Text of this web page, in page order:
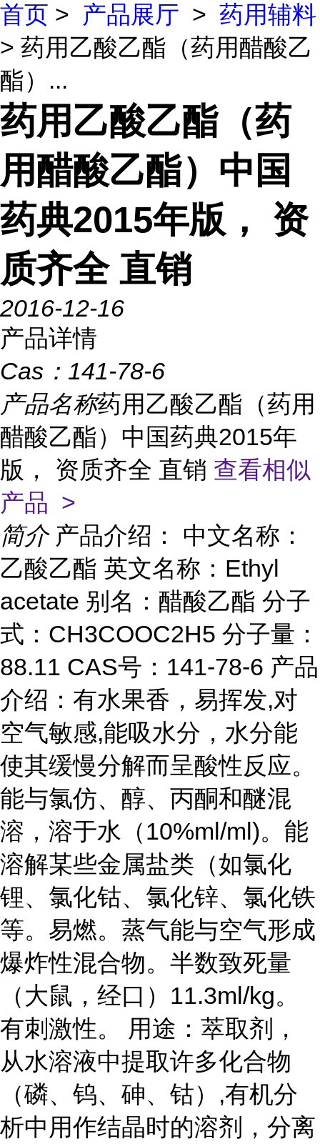
首页 > 产品展厅 > 药用辅料
> 药用乙酸乙酯（药用醋酸乙
酯）...
药用乙酸乙酯（药
用醋酸乙酯）中国
药典2015年版， 资
质齐全 直销
2016-12-16
产品详情
Cas： 141-78-6
产品名称药用乙酸乙酯（药用
醋酸乙酯）中国药典2015年
版， 资质齐全 直销 查看相似
产品 >
简介 产品介绍： 中文名称：
乙酸乙酯 英文名称：Ethyl
acetate 别名：醋酸乙酯 分子
式：CH3COOC2H5 分子量：
88.11 CAS号：141-78-6 产品
介绍：有水果香，易挥发,对
空气敏感,能吸水分，水分能
使其缓慢分解而呈酸性反应。
能与氯仿、醇、丙酮和醚混
溶，溶于水（10%ml/ml)。能
溶解某些金属盐类（如氯化
锂、氯化钴、氯化锌、氯化铁
等。易燃。蒸气能与空气形成
爆炸性混合物。半数致死量
（大鼠，经口）11.3ml/kg。
有刺激性。 用途：萃取剂，
从水溶液中提取许多化合物
（磷、钨、砷、钴）,有机分
析中用作结晶时的溶剂，分离